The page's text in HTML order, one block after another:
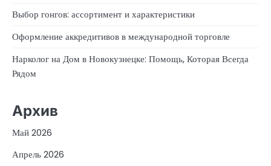
Выбор гонгов: ассортимент и характеристики
Оформление аккредитивов в международной торговле
Нарколог на Дом в Новокузнецке: Помощь, Которая Всегда
Рядом
Архив
Май 2026
Апрель 2026